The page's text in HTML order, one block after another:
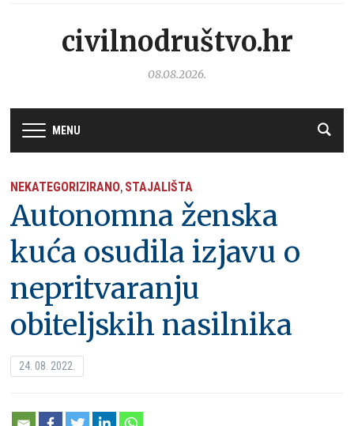
civilnodruštvo.hr
08.08.2026.
MENU
NEKATEGORIZIRANO, STAJALIŠTA
Autonomna ženska
kuća osudila izjavu o
nepritvaranju
obiteljskih nasilnika
24. 08. 2022.